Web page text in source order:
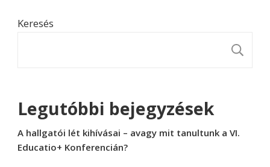
Keresés
Legutóbbi bejegyzések
A hallgatói lét kihívásai – avagy mit tanultunk a VI.
Educatio+ Konferencián?